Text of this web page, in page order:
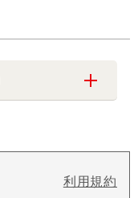
利用規約